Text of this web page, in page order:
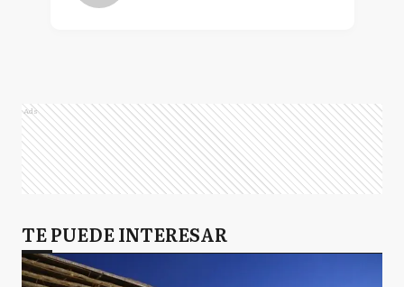
Ads
TE PUEDE INTERESAR